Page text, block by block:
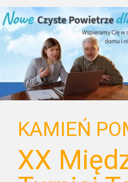
KAMIEŃ
XX